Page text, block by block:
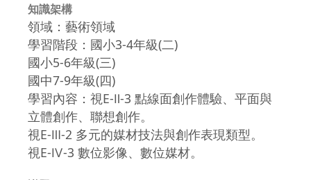
知識架構
領域：藝術領域
學習階段：國小3-4年級(二)
國小5-6年級(三)
國中7-9年級(四)
學習內容：視E-Ⅱ-3 點線面創作體驗、平面與
立體創作、聯想創作。
視E-Ⅲ-2 多元的媒材技法與創作表現類型。
視E-Ⅳ-3 數位影像、數位媒材。